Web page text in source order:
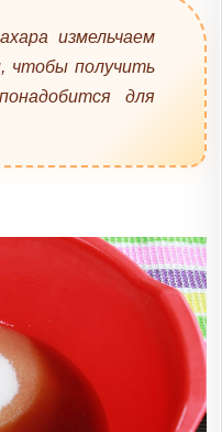
измельчаем
чтобы получить
для